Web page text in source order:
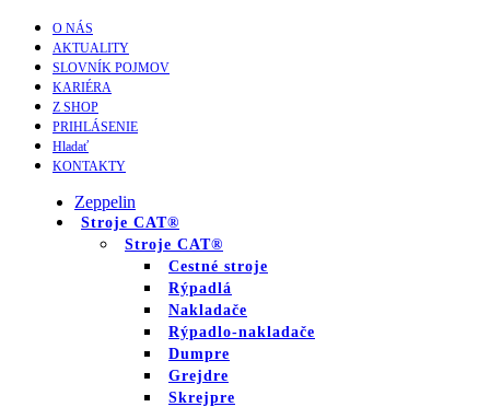
O NÁS
AKTUALITY
SLOVNÍK POJMOV
KARIÉRA
Z SHOP
PRIHLÁSENIE
Hladať
KONTAKTY
Zeppelin
Stroje CAT®
Stroje CAT®
Cestné stroje
Rýpadlá
Nakladače
Rýpadlo-nakladače
Dumpre
Grejdre
Skrejpre